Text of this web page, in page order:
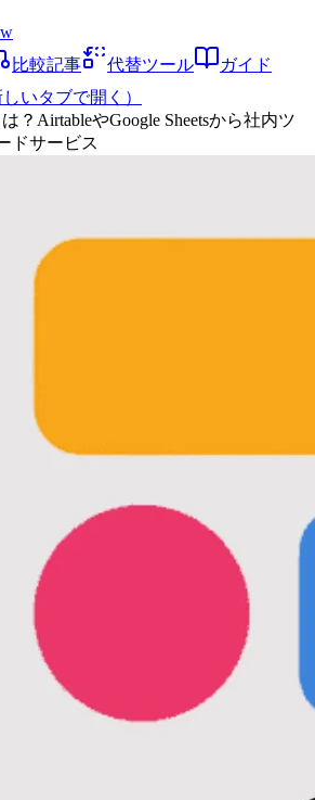
比較記事 代替ツール
ガイド
しいタブで開く）
？AirtableやGoogle Sheetsから社内ツ
ドサービス